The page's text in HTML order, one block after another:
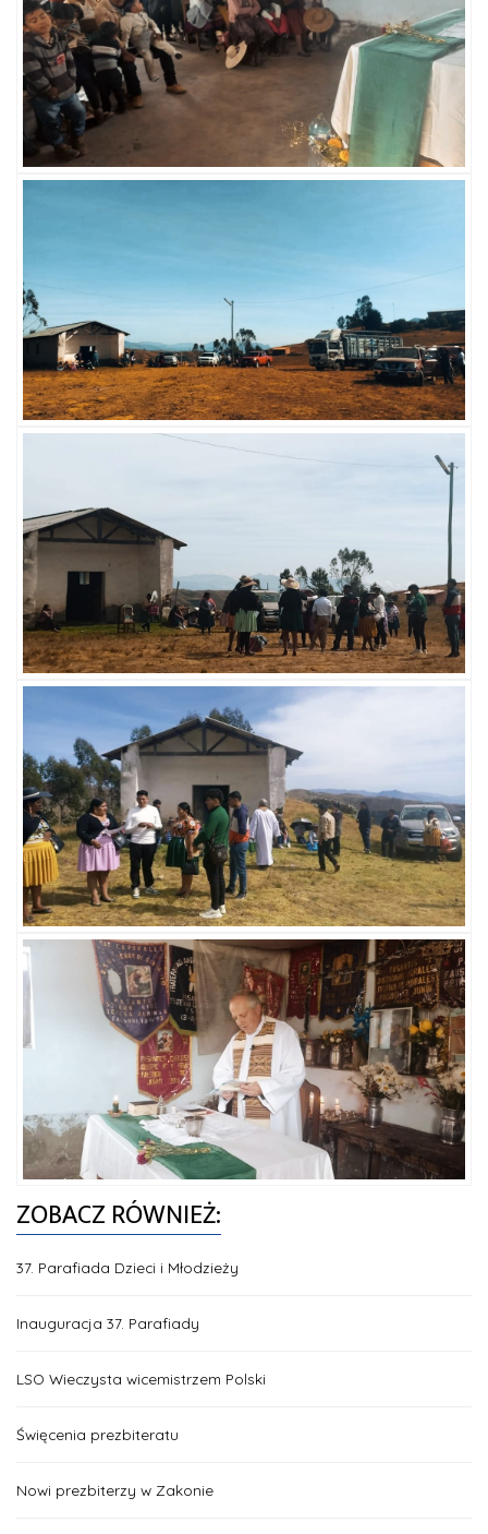
ZOBACZ RÓWNIEŻ:
37. Parafiada Dzieci i Młodzieży
Inauguracja 37. Parafiady
LSO Wieczysta wicemistrzem Polski
Święcenia prezbiteratu
Nowi prezbiterzy w Zakonie